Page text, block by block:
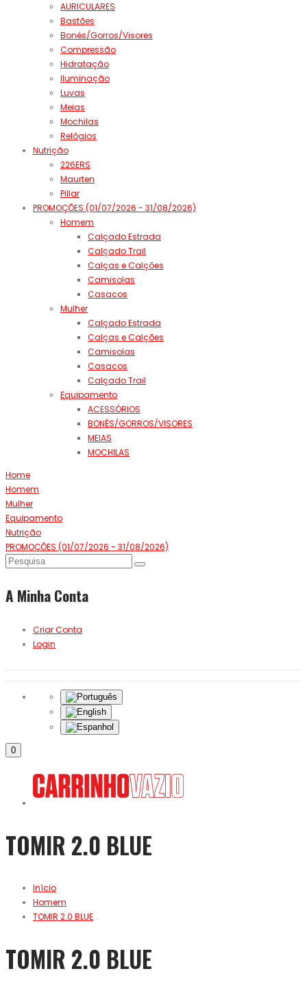
AURICULARES
Bastões
Bonés/Gorros/Visores
Compressão
Hidratação
Iluminação
Luvas
Meias
Mochilas
Relógios
Nutrição
226ERS
Maurten
Pillar
PROMOÇÕES (01/07/2026 - 31/08/2026)
Homem
Calçado Estrada
Calçado Trail
Calças e Calções
Camisolas
Casacos
Mulher
Calçado Estrada
Calças e Calções
Camisolas
Casacos
Calçado Trail
Equipamento
ACESSÓRIOS
BONÉS/GORROS/VISORES
MEIAS
MOCHILAS
Home
Homem
Mulher
Equipamento
Nutrição
PROMOÇÕES (01/07/2026 - 31/08/2026)
A Minha Conta
Criar Conta
Login
0
TOMIR 2.0 BLUE
Início
Homem
TOMIR 2.0 BLUE
TOMIR 2.0 BLUE